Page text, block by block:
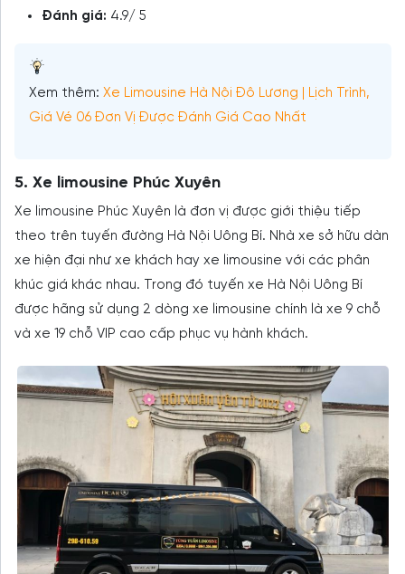
Đánh giá: 4.9/ 5
Xem thêm: Xe Limousine Hà Nội Đô Lương | Lịch Trình,
Giá Vé 06 Đơn Vị Được Đánh Giá Cao Nhất
5. Xe limousine Phúc Xuyên
Xe limousine Phúc Xuyên là đơn vị được giới thiệu tiếp
theo trên tuyến đường Hà Nội Uông Bí. Nhà xe sở hữu dàn
xe hiện đại như xe khách hay xe limousine với các phân
khúc giá khác nhau. Trong đó tuyến xe Hà Nội Uông Bí
được hãng sử dụng 2 dòng xe limousine chính là xe 9 chỗ
và xe 19 chỗ VIP cao cấp phục vụ hành khách.